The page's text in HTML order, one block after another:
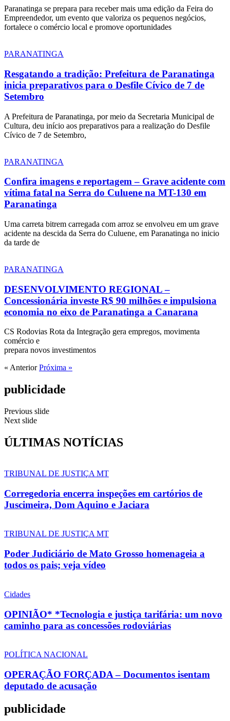
Paranatinga se prepara para receber mais uma edição da Feira do
Empreendedor, um evento que valoriza os pequenos negócios,
fortalece o comércio local e promove oportunidades
PARANATINGA
Resgatando a tradição: Prefeitura de Paranatinga
inicia preparativos para o Desfile Cívico de 7 de
Setembro
A Prefeitura de Paranatinga, por meio da Secretaria Municipal de
Cultura, deu início aos preparativos para a realização do Desfile
Cívico de 7 de Setembro,
PARANATINGA
Confira imagens e reportagem – Grave acidente com
vítima fatal na Serra do Culuene na MT-130 em
Paranatinga
Uma carreta bitrem carregada com arroz se envolveu em um grave
acidente na descida da Serra do Culuene, em Paranatinga no inicio
da tarde de
PARANATINGA
DESENVOLVIMENTO REGIONAL –
Concessionária investe R$ 90 milhões e impulsiona
economia no eixo de Paranatinga a Canarana
CS Rodovias Rota da Integração gera empregos, movimenta
comércio e
prepara novos investimentos
« Anterior Próxima »
publicidade
Previous slide
Next slide
ÚLTIMAS NOTÍCIAS
TRIBUNAL DE JUSTIÇA MT
Corregedoria encerra inspeções em cartórios de
Juscimeira, Dom Aquino e Jaciara
TRIBUNAL DE JUSTIÇA MT
Poder Judiciário de Mato Grosso homenageia a
todos os pais; veja vídeo
Cidades
OPINIÃO* *Tecnologia e justiça tarifária: um novo
caminho para as concessões rodoviárias
POLÍTICA NACIONAL
OPERAÇÃO FORÇADA – Documentos isentam
deputado de acusação
publicidade